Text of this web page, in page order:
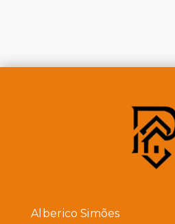
Alberico Simões